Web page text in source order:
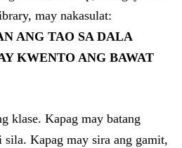
may nakasulat:
ANG TAO SA DALA
KWENTO ANG BAWAT
klase. Kapag may batang
sila. Kapag may sira ang gamit,